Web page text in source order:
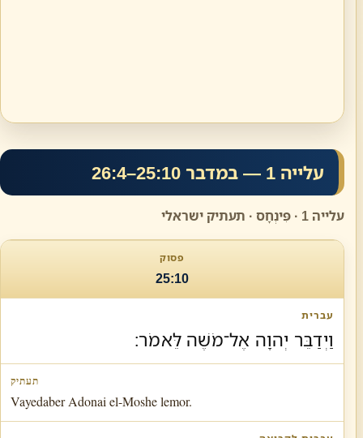
עלייה 1 — במדבר 25:10–26:4
עלייה 1 · פִּינְחָס · תעתיק ישראלי
25:10
וַיְדַבֵּר יְהוָה אֶל־מֹשֶׁה לֵּאמֹר׃
Vayedaber Adonai el-Moshe lemor.